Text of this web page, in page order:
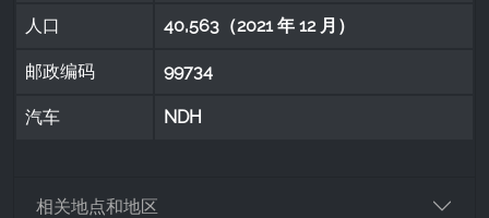
人口 40,563（2021 年 12 月）
邮政编码 99734
汽车 NDH
相关地点和地区